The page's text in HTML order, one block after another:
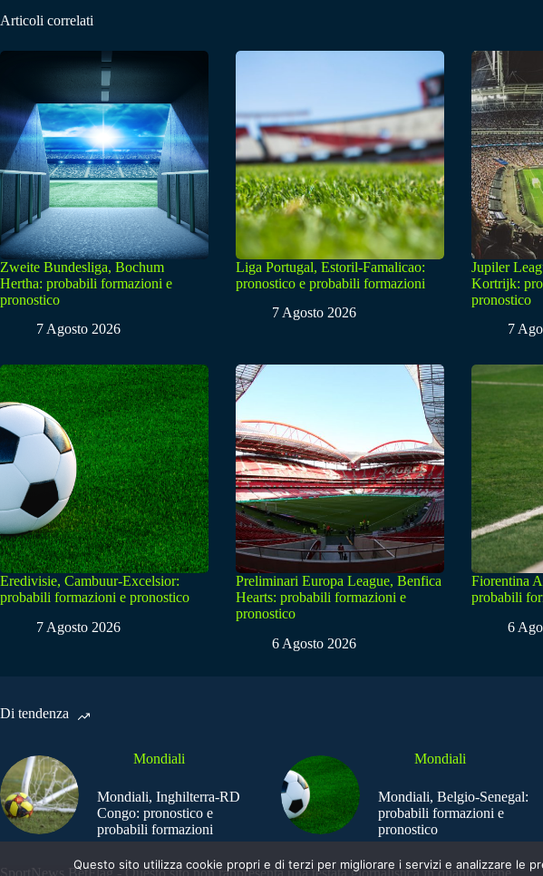
Articoli correlati
Zweite Bundesliga, Bochum
Hertha: probabili formazioni e
pronostico
7 Agosto 2026
Liga Portugal, Estoril-Famalicao:
pronostico e probabili formazioni
7 Agosto 2026
Jupiler
Kortrijk:
pronostico
7
Eredivisie, Cambuur-Excelsior:
probabili formazioni e pronostico
7 Agosto 2026
Preliminari Europa League, Benfica
Hearts: probabili formazioni e
pronostico
6 Agosto 2026
Fiorentina
probabili
6
Di tendenza
Mondiali
Mondiali, Inghilterra-RD
Congo: pronostico e
probabili formazioni
Mondiali
Mondiali, Belgio-Senegal:
probabili formazioni e
pronostico
Questo sito utilizza cookie propri e di terzi per migliorare i servizi e analizzare le